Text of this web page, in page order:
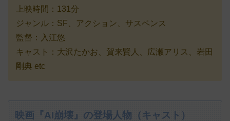
上映時間：131分
ジャンル：SF、アクション、サスペンス
監督：入江悠
キャスト：大沢たかお、賀来賢人、広瀬アリス、岩田
剛典 etc
映画『AI崩壊』の登場人物（キャスト）